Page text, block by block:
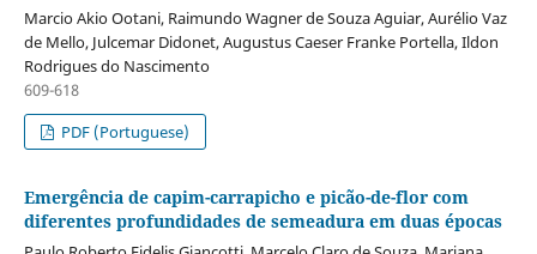
Marcio Akio Ootani, Raimundo Wagner de Souza Aguiar, Aurélio Vaz
de Mello, Julcemar Didonet, Augustus Caeser Franke Portella, Ildon
Rodrigues do Nascimento
609-618
PDF (Portuguese)
Emergência de capim-carrapicho e picão-de-flor com
diferentes profundidades de semeadura em duas épocas